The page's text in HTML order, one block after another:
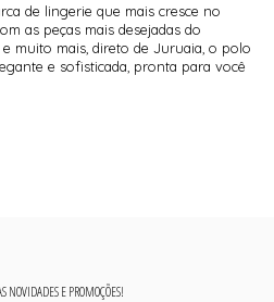
de lingerie que mais cresce no
as peças mais desejadas do
e muito mais, direto de Juruaia, o polo
e sofisticada, pronta para você
NOVIDADES E PROMOÇÕES!